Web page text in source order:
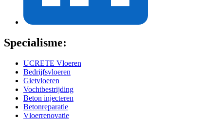
Specialisme:
UCRETE Vloeren
Bedrijfsvloeren
Gietvloeren
Vochtbestrijding
Beton injecteren
Betonreparatie
Vloerrenovatie